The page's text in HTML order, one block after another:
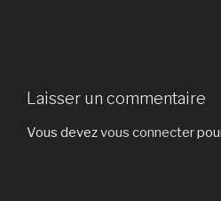
Laisser un commentaire
Vous devezvous connecter